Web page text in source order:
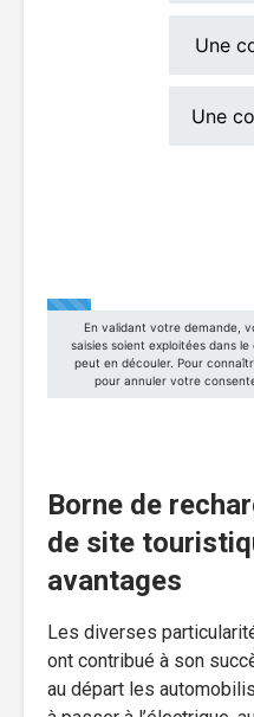
Borne de
de site
avantages
Les diverses
ont contribué à son
au départ les